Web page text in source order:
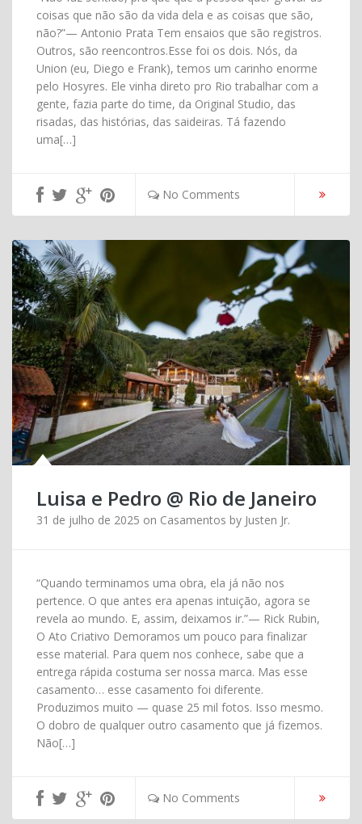
coisas que não são da vida dela e as coisas que são,
não?”— Antonio Prata Tem ensaios que são registros.
Outros, são reencontros.Esse foi os dois. Nós, da
Union (eu, Diego e Frank), temos um carinho enorme
pelo Hosyres. Ele vinha direto pro Rio trabalhar com a
gente, fazia parte do time, da Original Studio, das
risadas, das histórias, das saideiras. Tá fazendo
uma[…]
No Comments
Luisa e Pedro @ Rio de Janeiro
31 de julho de 2025 on Casamentos by Justen Jr.
“Quando terminamos uma obra, ela já não nos
pertence. O que antes era apenas intuição, agora se
revela ao mundo. E, assim, deixamos ir.”— Rick Rubin,
O Ato Criativo Demoramos um pouco para finalizar
esse material. Para quem nos conhece, sabe que a
entrega rápida costuma ser nossa marca. Mas esse
casamento… esse casamento foi diferente.
Produzimos muito — quase 25 mil fotos. Isso mesmo.
O dobro de qualquer outro casamento que já fizemos.
Não[…]
No Comments